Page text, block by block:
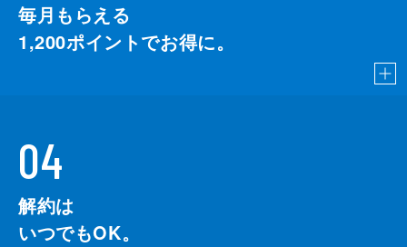
毎月もらえる
1,200ポイントでお得に。
04
解約は
いつでもOK。